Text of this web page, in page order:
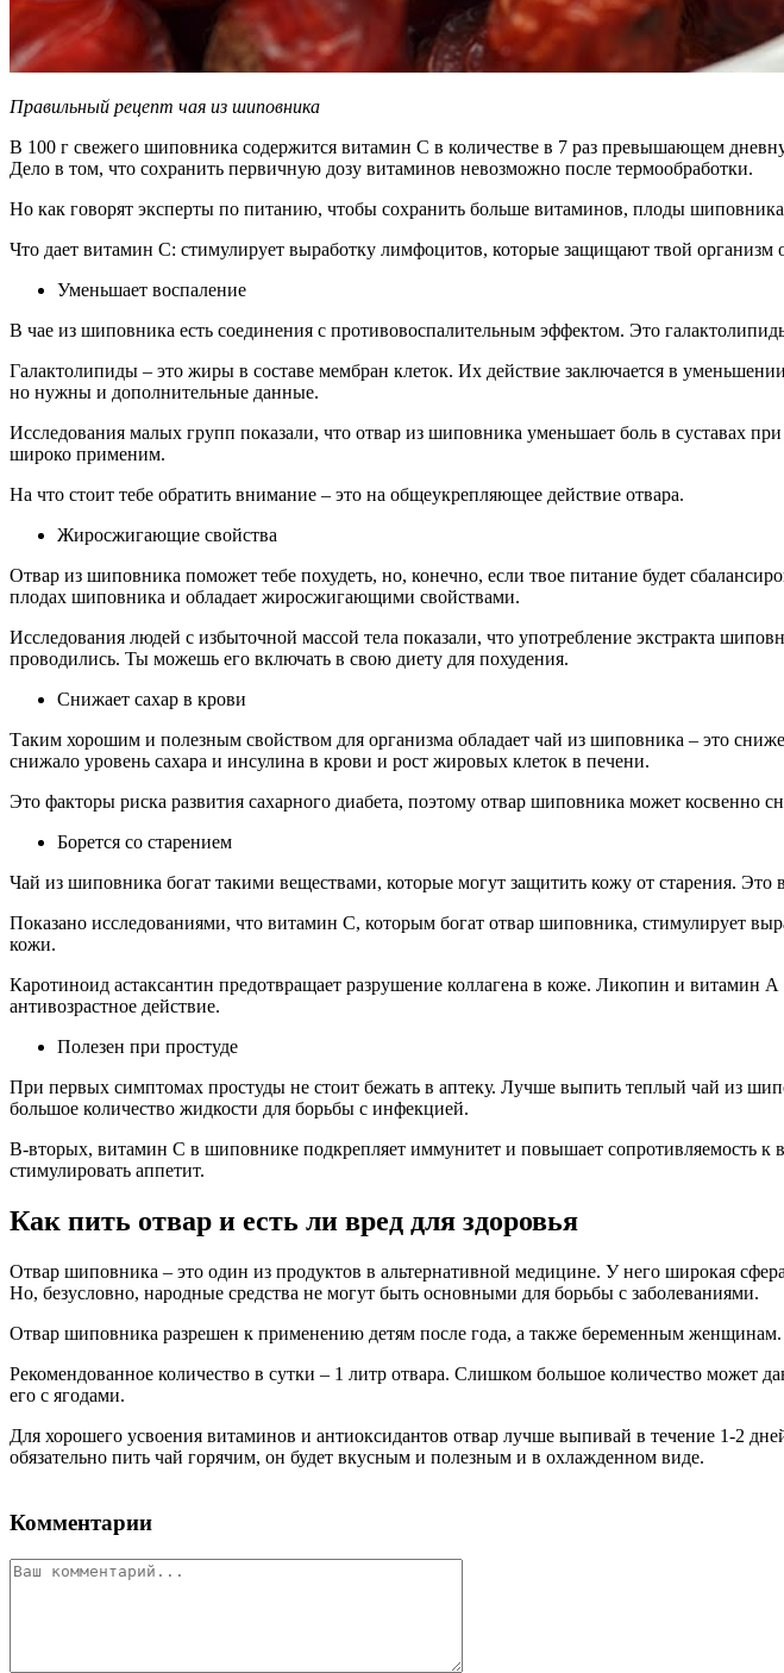
Правильный рецепт чая из шиповника
В 100 г свежего шиповника содержится витамин С в количестве в 7 раз превышающем
Дело в том, что сохранить первичную дозу витаминов невозможно после термообработки.
Но как говорят эксперты по питанию, чтобы сохранить больше витаминов, плоды шиповника
Что дает витамин С: стимулирует выработку лимфоцитов, которые защищают твой
Уменьшает воспаление
В чае из шиповника есть соединения с противовоспалительным эффектом. Это
Галактолипиды – это жиры в составе мембран клеток. Их действие заключается в
но нужны и дополнительные данные.
Исследования малых групп показали, что отвар из шиповника уменьшает боль в суставах
широко применим.
На что стоит тебе обратить внимание – это на общеукрепляющее действие отвара.
Жиросжигающие свойства
Отвар из шиповника поможет тебе похудеть, но, конечно, если твое питание будет
плодах шиповника и обладает жиросжигающими свойствами.
Исследования людей с избыточной массой тела показали, что употребление экстракта
проводились. Ты можешь его включать в свою диету для похудения.
Снижает сахар в крови
Таким хорошим и полезным свойством для организма обладает чай из шиповника – это
снижало уровень сахара и инсулина в крови и рост жировых клеток в печени.
Это факторы риска развития сахарного диабета, поэтому отвар шиповника может косвенно
Борется со старением
Чай из шиповника богат такими веществами, которые могут защитить кожу от старения.
Показано исследованиями, что витамин С, которым богат отвар шиповника, стимулирует
кожи.
Каротиноид астаксантин предотвращает разрушение коллагена в коже. Ликопин и витамин
антивозрастное действие.
Полезен при простуде
При первых симптомах простуды не стоит бежать в аптеку. Лучше выпить теплый чай из
большое количество жидкости для борьбы с инфекцией.
В-вторых, витамин С в шиповнике подкрепляет иммунитет и повышает сопротивляемость к
стимулировать аппетит.
Как пить отвар и есть ли вред для здоровья
Отвар шиповника – это один из продуктов в альтернативной медицине. У него широкая
Но, безусловно, народные средства не могут быть основными для борьбы с заболеваниями.
Отвар шиповника разрешен к применению детям после года, а также беременным женщинам.
Рекомендованное количество в сутки – 1 литр отвара. Слишком большое количество может
его с ягодами.
Для хорошего усвоения витаминов и антиоксидантов отвар лучше выпивай в течение 1-2
обязательно пить чай горячим, он будет вкусным и полезным и в охлажденном виде.
Комментарии